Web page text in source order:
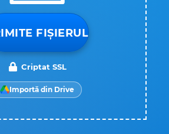
FIȘIERUL
Criptat SSL
Importă din Drive